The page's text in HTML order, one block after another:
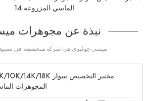
نبذة عن مجوهرات
ميسي جوليري هي شركة متخصصة في